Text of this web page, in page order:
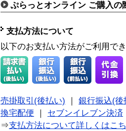
ぷらっとオンライン ご購入の
支払方法について
以下のお支払い方法がご利用で
売掛取引(後払い)
銀行振込(後
換宅配便
セブンイレブン決済
⇒支払方法について詳しくはこ